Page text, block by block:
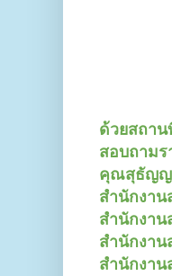
ด้วยสถาน
สอบถามร
คุณสุธัญญ
สำนักงาน
สำนักงาน
สำนักงาน
สำนักงาน